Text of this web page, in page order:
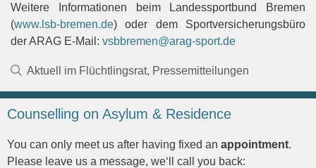
Weitere Informationen beim Landessportbund Bremen
(www.lsb-bremen.de) oder dem Sportversicherungsbüro
der ARAG E-Mail: vsbbremen@arag-sport.de
Kategorien
Aktuell im Flüchtlingsrat, Pressemitteilungen
Counselling on Asylum & Residence
You can only meet us after having fixed an appointment.
Please leave us a message, we‘ll call you back: